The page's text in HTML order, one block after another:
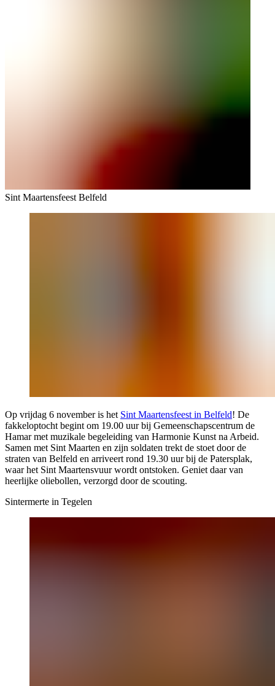
Sint Maartensfeest Belfeld
Op vrijdag 6 november is het Sint Maartensfeest in Belfeld! De
fakkeloptocht begint om 19.00 uur bij Gemeenschapscentrum de
Hamar met muzikale begeleiding van Harmonie Kunst na Arbeid.
Samen met Sint Maarten en zijn soldaten trekt de stoet door de
straten van Belfeld en arriveert rond 19.30 uur bij de Patersplak,
waar het Sint Maartensvuur wordt ontstoken. Geniet daar van
heerlijke oliebollen, verzorgd door de scouting.
Sintermerte in Tegelen